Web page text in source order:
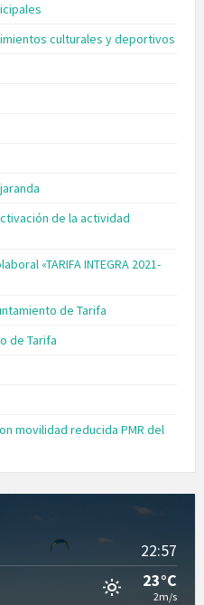
culturales y deportivos
de la actividad
«TARIFA INTEGRA 2021-
de Tarifa
de Tarifa
movilidad reducida PMR del
22:57
23°C
2m/s